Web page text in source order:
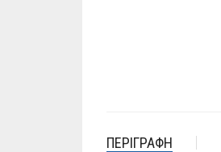
ΠΕΡΙΓΡΑΦΉ